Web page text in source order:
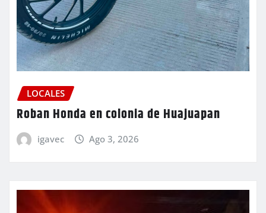
LOCALES
Roban Honda en colonia de Huajuapan
igavec Ago 3, 2026